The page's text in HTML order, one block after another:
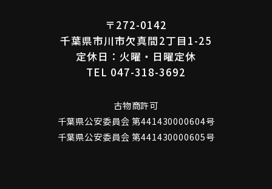
〒272-0142
千葉県市川市欠真間2丁目1-25
定休日：火曜・日曜定休
TEL 047-318-3692
古物商許可
千葉県公安委員会 第441430000604号
千葉県公安委員会 第441430000605号